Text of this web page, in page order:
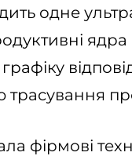
одне
ядра
фірмові